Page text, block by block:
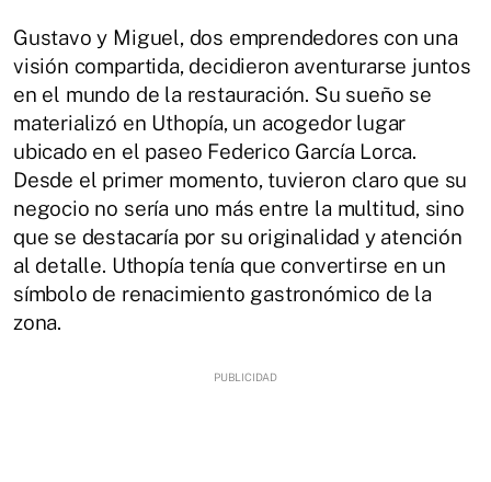
Gustavo y Miguel, dos emprendedores con una
visión compartida, decidieron aventurarse juntos
en el mundo de la restauración. Su sueño se
materializó en Uthopía, un acogedor lugar
ubicado en el paseo Federico García Lorca.
Desde el primer momento, tuvieron claro que su
negocio no sería uno más entre la multitud, sino
que se destacaría por su originalidad y atención
al detalle. Uthopía tenía que convertirse en un
símbolo de renacimiento gastronómico de la
zona.